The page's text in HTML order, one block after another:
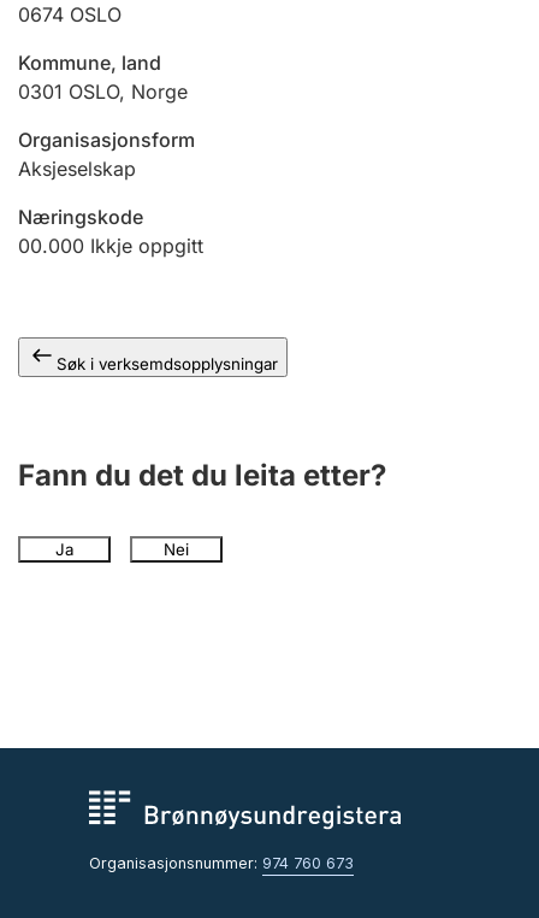
Jeger
Ektepaktrettleiaren
Andre tema
0674 OSLO
Kommune, land
0301 OSLO, Norge
Organisasjonsform
Aksjeselskap
Næringskode
00.000 Ikkje oppgitt
Søk i verksemdsopplysningar
Fann du det du leita etter?
Ja Nei
Organisasjonsnummer: 974 760 673